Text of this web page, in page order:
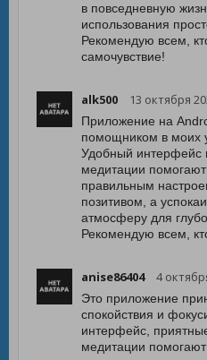
в повседневную
использования
Рекомендую всем,
самочувствие!
alk500 13 октября
Приложение на
помощником в моих
Удобный интерфейс
медитации
правильным
позитивом, а
атмосферу для
Рекомендую всем,
anise86404 4
Это приложение
спокойствия и
интерфейс,
медитации